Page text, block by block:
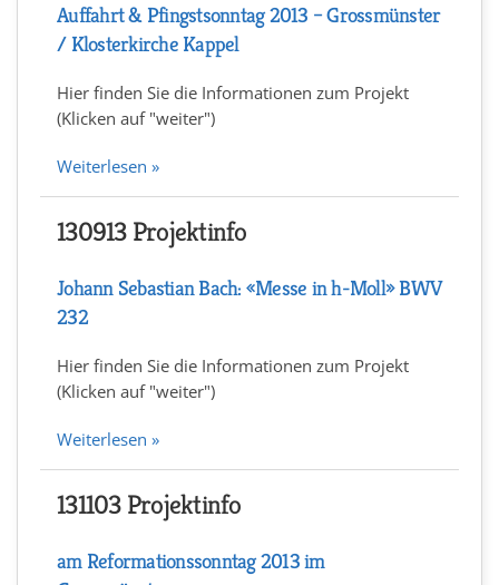
Auffahrt & Pfingstsonntag 2013 – Grossmünster
/ Klosterkirche Kappel
Hier finden Sie die Informationen zum Projekt
(Klicken auf "weiter")
Weiterlesen »
130913 Projektinfo
Johann Sebastian Bach: «Messe in h-Moll» BWV
232
Hier finden Sie die Informationen zum Projekt
(Klicken auf "weiter")
Weiterlesen »
131103 Projektinfo
am Reformationssonntag 2013 im